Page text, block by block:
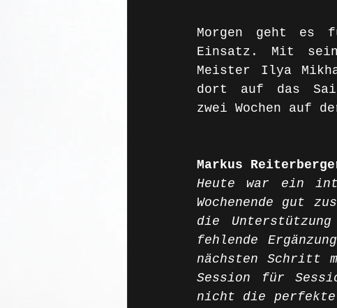
Morgen geht es
Einsatz. Mit
Meister Ilya
dort auf das
zwei Wochen auf
Markus
Heute war ein
Wochenende gut
die
fehlende
nächsten Schritt
Session für
nicht die perfekte